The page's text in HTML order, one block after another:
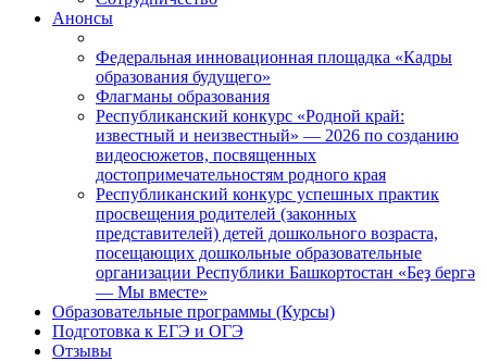
Анонсы
Федеральная инновационная площадка «Кадры
образования будущего»
Флагманы образования
Республиканский конкурс «Родной край:
известный и неизвестный» — 2026 по созданию
видеосюжетов, посвященных
достопримечательностям родного края
Республиканский конкурс успешных практик
просвещения родителей (законных
представителей) детей дошкольного возраста,
посещающих дошкольные образовательные
организации Республики Башкортостан «Беҙ бергә
— Мы вместе»
Образовательные программы (Курсы)
Подготовка к ЕГЭ и ОГЭ
Отзывы